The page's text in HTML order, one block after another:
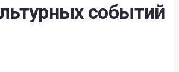
событий